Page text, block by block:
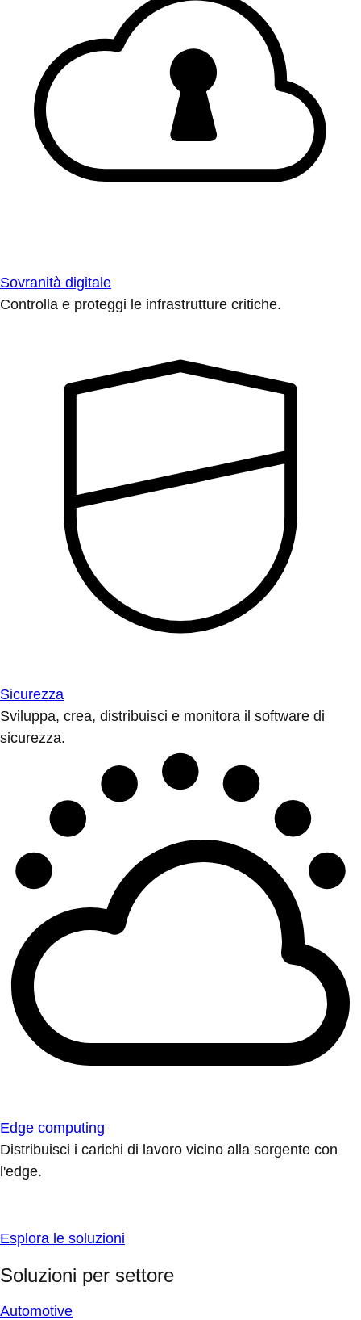
Sovranità digitale
Controlla e proteggi le infrastrutture critiche.
Sicurezza
Sviluppa, crea, distribuisci e monitora il software di
sicurezza.
Edge computing
Distribuisci i carichi di lavoro vicino alla sorgente con
l'edge.
Esplora le soluzioni
Soluzioni per settore
Automotive